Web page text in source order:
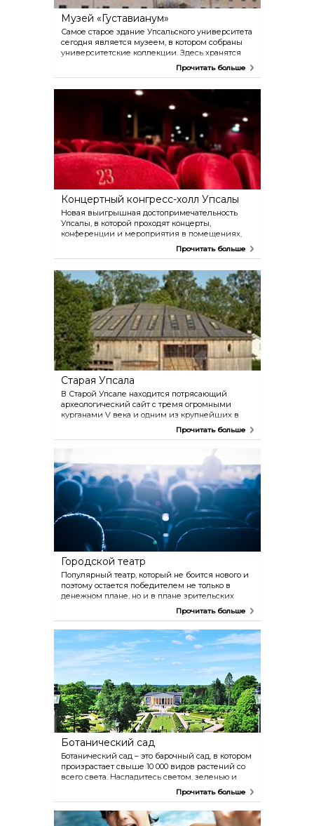
Музей «Густавианум»
Самое старое здание Упсальского университета
сегодня является музеем, в котором собраны
университетские коллекции. Здесь хранятся
мумии, античные монеты, а также артефакты
времен викингов и оборудование Линнея,
находится причудливо декорированная
кунсткамера и анатомический театр.
Прочитать больше
Концертный конгресс-холл Упсалы
Новая выигрышная достопримечательность
Упсалы, в которой проходят концерты,
конференции и мероприятия в помещениях,
которые сами говорят за себя. Перед концертом
можно выпить бокал вина и перекусить,
видом. В расположенном на первом этаже
ресторане очень вкусные ланчи. Ресторан
открыт во время концертов. Здание стоит
осмотреть.
Прочитать больше
Старая Упсала
В Старой Упсале находится потрясающий
археологический сайт с тремя огромными
курганами V века и одним из крупнейших в
Скандинавии захоронений. Рассказываются
легенды о золотом капище, языческом культе,
жертвоприношениях. Здесь находится Музей
Старой Упсалы, музей под открытым небом
Disagården и ресторан Odinsborg.
Прочитать больше
Городской театр
Популярный театр, который не боится нового и
поэтому остается победителем не только в
денежном плане, но и в плане зрительских
симпатий. Интересные и разножанровые
представления, начиная от современного
народного театра и комедий до новых и смелых
толкований классики. Помимо собственных
постановок в театре также проходят гастроли
танцевальных и исполнительских коллективов.
Каждый год проходит фестиваль сценического
искусства. Один из гвоздей культурной
программы Упсалы и ее гордость.
Прочитать больше
Ботанический сад
Ботанический сад – это барочный сад, в котором
произрастает свыше 10 000 видов растений со
всего света. Насладитесь светом, зеленью и
тишиной в тропической теплице, осмотрите
впечталяющие помещения оранжереи или
просто прогуляйтесь по саду. Работает летнее
кафе. Программа выставок, концертов, курсов и
Прочитать больше